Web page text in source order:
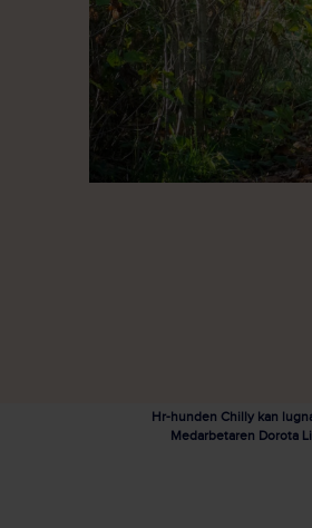
Hr-hunden Chilly kan
Medarbetaren Dorota